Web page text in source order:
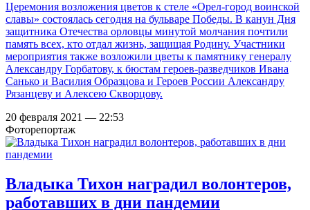
Церемония возложения цветов к стеле «Орел-город воинской
славы» состоялась сегодня на бульваре Победы. В канун Дня
защитника Отечества орловцы минутой молчания почтили
память всех, кто отдал жизнь, защищая Родину. Участники
мероприятия также возложили цветы к памятнику генералу
Александру Горбатову, к бюстам героев-разведчиков Ивана
Санько и Василия Образцова и Героев России Александру
Рязанцеву и Алексею Скворцову.
20 февраля 2021 — 22:53
Фоторепортаж
Владыка Тихон наградил волонтеров,
работавших в дни пандемии